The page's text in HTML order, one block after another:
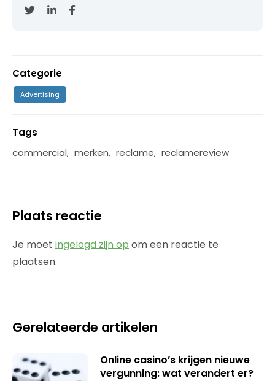
Categorie
Advertising
Tags
commercial, merken, reclame, reclamereview
Plaats reactie
Je moet ingelogd zijn op om een reactie te
plaatsen.
Gerelateerde artikelen
Online casino’s krijgen nieuwe
vergunning: wat verandert er?